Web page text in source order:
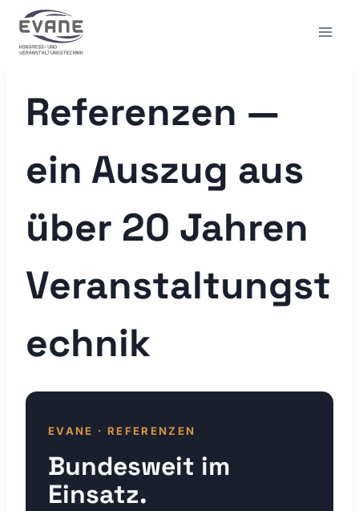
Inhalt
springen
Referenzen —
ein Auszug aus
über 20 Jahren
Veranstaltungst
echnik
EVANE · REFERENZEN
Bundesweit im
Einsatz.